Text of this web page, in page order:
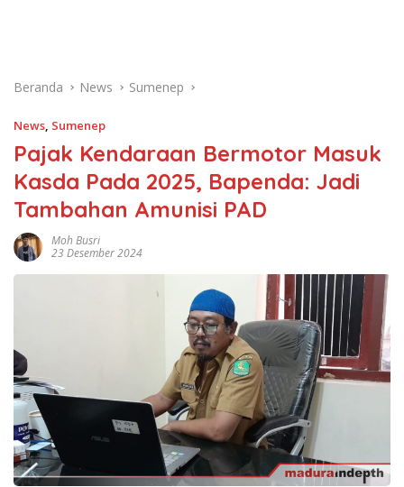
Beranda News Sumenep
News, Sumenep
Pajak Kendaraan Bermotor Masuk
Kasda Pada 2025, Bapenda: Jadi
Tambahan Amunisi PAD
Moh Busri
23 Desember 2024